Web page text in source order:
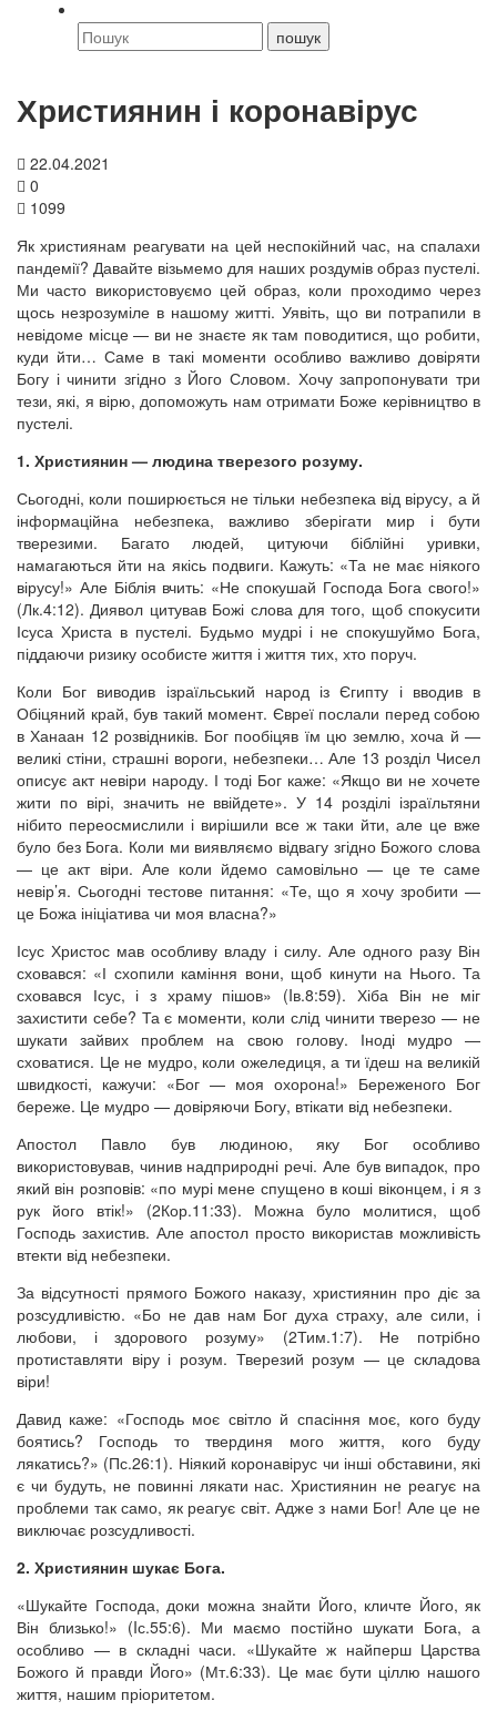
Християнин і коронавірус
22.04.2021
0
1099
Як християнам реагувати на цей неспокійний час, на спалахи
пандемії? Давайте візьмемо для наших роздумів образ пустелі.
Ми часто використовуємо цей образ, коли проходимо через
щось незрозуміле в нашому житті. Уявіть, що ви потрапили в
невідоме місце — ви не знаєте як там поводитися, що робити,
куди йти… Саме в такі моменти особливо важливо довіряти
Богу і чинити згідно з Його Словом. Хочу запропонувати три
тези, які, я вірю, допоможуть нам отримати Боже керівництво в
пустелі.
1. Християнин — людина тверезого розуму.
Сьогодні, коли поширюється не тільки небезпека від вірусу, а й
інформаційна небезпека, важливо зберігати мир і бути
тверезими. Багато людей, цитуючи біблійні уривки,
намагаються йти на якісь подвиги. Кажуть: «Та не має ніякого
вірусу!» Але Біблія вчить: «Не спокушай Господа Бога свого!»
(Лк.4:12). Диявол цитував Божі слова для того, щоб спокусити
Ісуса Христа в пустелі. Будьмо мудрі і не спокушуймо Бога,
піддаючи ризику особисте життя і життя тих, хто поруч.
Коли Бог виводив ізраїльський народ із Єгипту і вводив в
Обіцяний край, був такий момент. Євреї послали перед собою
в Ханаан 12 розвідників. Бог пообіцяв їм цю землю, хоча й —
великі стіни, страшні вороги, небезпеки… Але 13 розділ Чисел
описує акт невіри народу. І тоді Бог каже: «Якщо ви не хочете
жити по вірі, значить не ввійдете». У 14 розділі ізраїльтяни
нібито переосмислили і вирішили все ж таки йти, але це вже
було без Бога. Коли ми виявляємо відвагу згідно Божого слова
— це акт віри. Але коли йдемо самовільно — це те саме
невір’я. Сьогодні тестове питання: «Те, що я хочу зробити —
це Божа ініціатива чи моя власна?»
Ісус Христос мав особливу владу і силу. Але одного разу Він
сховався: «І схопили каміння вони, щоб кинути на Нього. Та
сховався Ісус, і з храму пішов» (Iв.8:59). Хіба Він не міг
захистити себе? Та є моменти, коли слід чинити тверезо — не
шукати зайвих проблем на свою голову. Іноді мудро —
сховатися. Це не мудро, коли ожеледиця, а ти їдеш на великій
швидкості, кажучи: «Бог — моя охорона!» Береженого Бог
береже. Це мудро — довіряючи Богу, втікати від небезпеки.
Апостол Павло був людиною, яку Бог особливо
використовував, чинив надприродні речі. Але був випадок, про
який він розповів: «по мурі мене спущено в коші віконцем, і я з
рук його втік!» (2Кор.11:33). Можна було молитися, щоб
Господь захистив. Але апостол просто використав можливість
втекти від небезпеки.
За відсутності прямого Божого наказу, християнин про діє за
розсудливістю. «Бо не дав нам Бог духа страху, але сили, і
любови, і здорового розуму» (2Тим.1:7). Не потрібно
протиставляти віру і розум. Тверезий розум — це складова
віри!
Давид каже: «Господь моє світло й спасіння моє, кого буду
боятись? Господь то твердиня мого життя, кого буду
лякатись?» (Пс.26:1). Ніякий коронавірус чи інші обставини, які
є чи будуть, не повинні лякати нас. Християнин не реагує на
проблеми так само, як реагує світ. Адже з нами Бог! Але це не
виключає розсудливості.
2. Християнин шукає Бога.
«Шукайте Господа, доки можна знайти Його, кличте Його, як
Він близько!» (Iс.55:6). Ми маємо постійно шукати Бога, а
особливо — в складні часи. «Шукайте ж найперш Царства
Божого й правди Його» (Мт.6:33). Це має бути ціллю нашого
життя, нашим пріоритетом.